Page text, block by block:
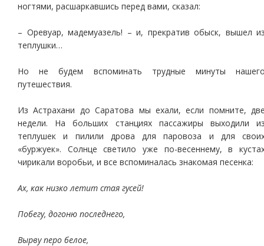
ногтями, расшаркавшись перед вами, сказал:
– Оревуар, мадемуазель! – и, прекратив обыск, вышел
теплушки…
Но не будем вспоминать трудные минуты
путешествия.
Из Астрахани до Саратова мы ехали, если помните,
недели. На больших станциях пассажиры выходили
теплушек и пилили дрова для паровоза и для
«буржуек». Солнце светило уже по-весеннему, в
чирикали воробьи, и все вспоминалась знакомая песенка:
Ах, как низко летит стая гусей!
Побегу, догоню последнего,
Вырву перо белое,